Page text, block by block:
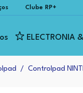
Clube RP+
ELECTRONIA
Controlpad